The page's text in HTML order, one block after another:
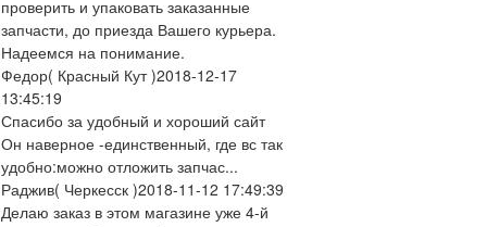
проверить и упаковать заказанные
запчасти, до приезда Вашего курьера.
Надеемся на понимание.
Федор( Красный Кут )2018-12-17
13:45:19
Спасибо за удобный и хороший сайт
Он наверное -единственный, где вс так
удобно:можно отложить запчас...
Раджив( Черкесск )2018-11-12 17:49:39
Делаю заказ в этом магазине уже 4-й